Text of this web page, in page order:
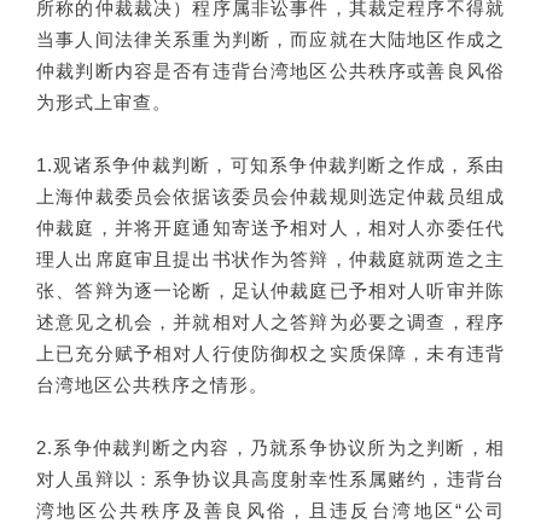
所称的仲裁裁决）程序属非讼事件，其裁定程序不得就
当事人间法律关系重为判断，而应就在大陆地区作成之
仲裁判断内容是否有违背台湾地区公共秩序或善良风俗
为形式上审查。
1.观诸系争仲裁判断，可知系争仲裁判断之作成，系由
上海仲裁委员会依据该委员会仲裁规则选定仲裁员组成
仲裁庭，并将开庭通知寄送予相对人，相对人亦委任代
理人出席庭审且提出书状作为答辩，仲裁庭就两造之主
张、答辩为逐一论断，足认仲裁庭已予相对人听审并陈
述意见之机会，并就相对人之答辩为必要之调查，程序
上已充分赋予相对人行使防御权之实质保障，未有违背
台湾地区公共秩序之情形。
2.系争仲裁判断之内容，乃就系争协议所为之判断，相
对人虽辩以：系争协议具高度射幸性系属赌约，违背台
湾地区公共秩序及善良风俗，且违反台湾地区“公司